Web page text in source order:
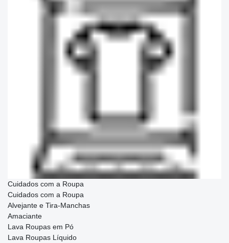
Cuidados com a Roupa
Cuidados com a Roupa
Alvejante e Tira-Manchas
Amaciante
Lava Roupas em Pó
Lava Roupas Líquido